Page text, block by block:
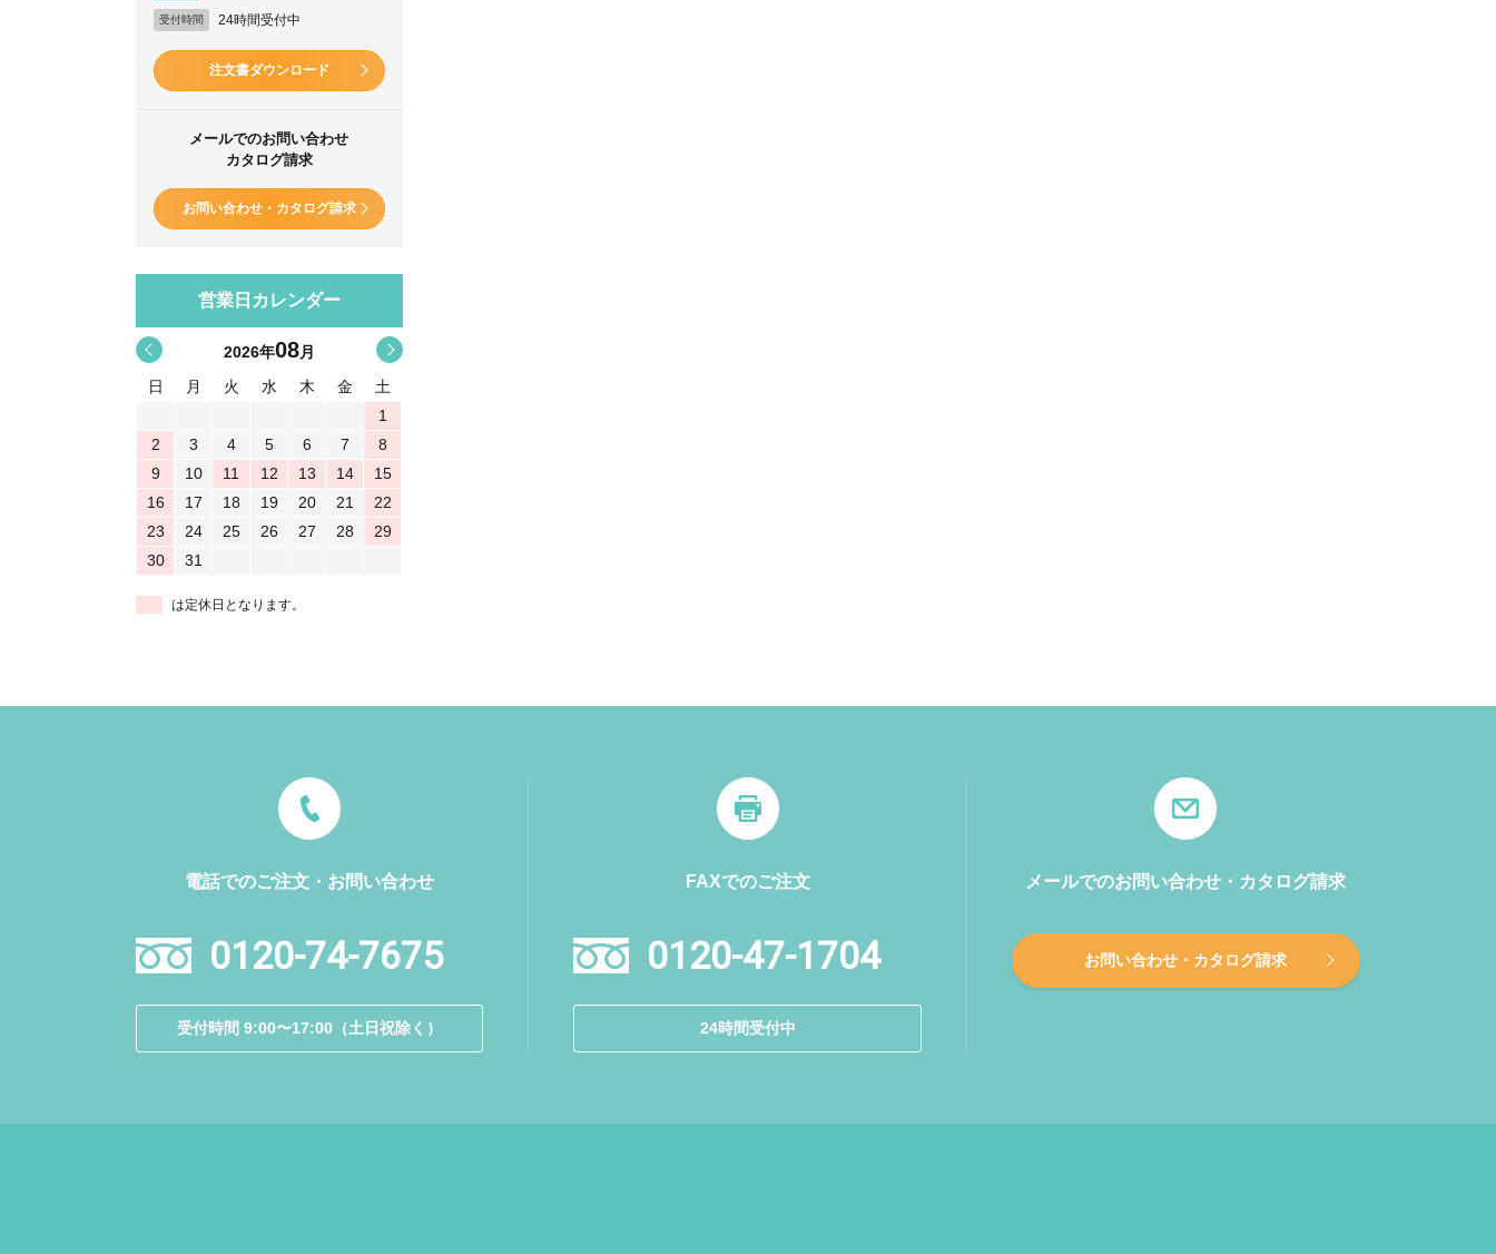
受付時間 24時間受付中
注文書ダウンロード
メールでのお問い合わせ
カタログ請求
お問い合わせ・カタログ請求
営業日カレンダー
< >
2026年08月
日
月 火 水 木 金
土
1
2
3 4 5 6 7
8
9
10 11 12 13 14
15
16
17 18 19 20 21
22
23
24 25 26 27 28
29
30
31
は定休日となります。
電話でのご注文・お問い合わせ
0120-74-7675
受付時間 9:00〜17:00（土日祝除く）
FAXでのご注文
0120-47-1704
24時間受付中
メールでのお問い合わせ・カタログ請求
お問い合わせ・カタログ請求